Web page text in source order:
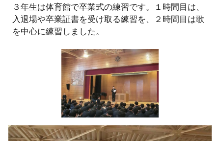
３年生は体育館で卒業式の練習です。１時間目は、
入退場や卒業証書を受け取る練習を、２時間目は歌
を中心に練習しました。